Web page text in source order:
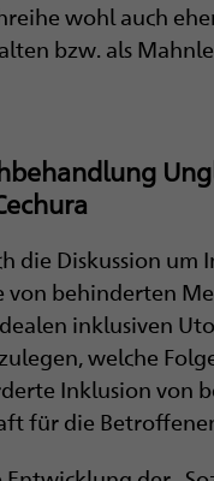
wohl auch
bzw. als
die Diskussion um
­behinderten
inklusiven
welche
Inklusion von
für die